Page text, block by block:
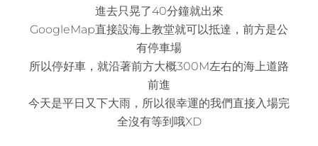
進去只晃了40分鐘就出來
GoogleMap直接設海上教堂就可以抵達，前方是公
有停車場
所以停好車，就沿著前方大概300M左右的海上道路
前進
今天是平日又下大雨，所以很幸運的我們直接入場完
全沒有等到哦XD